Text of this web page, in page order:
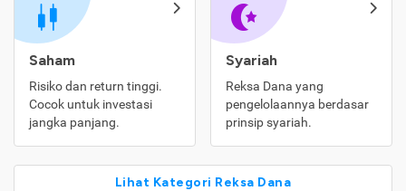
Saham
Risiko dan return tinggi.
Cocok untuk investasi
jangka panjang.
Syariah
Reksa Dana yang
pengelolaannya berdasar
prinsip syariah.
Lihat Kategori Reksa Dana